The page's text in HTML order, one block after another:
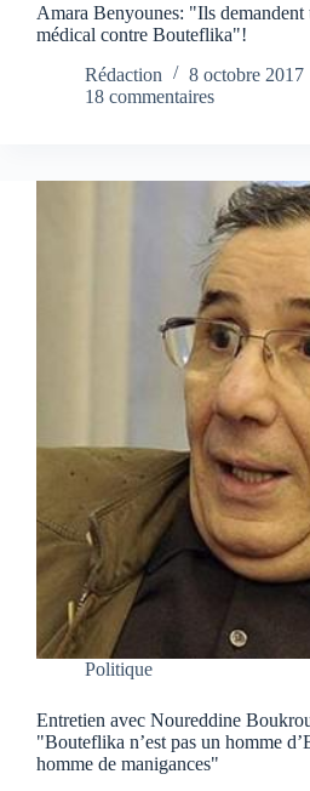
Amara Benyounes: "Ils
médical contre Bouteflika"!
Rédaction
8 octobre 2017
18 commentaires
Politique
Entretien avec Noureddine
"Bouteflika n’est pas un homme
homme de manigances"